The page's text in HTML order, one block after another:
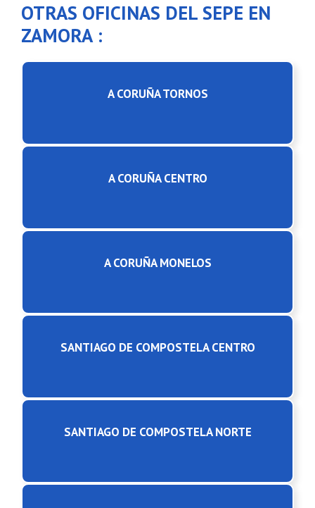
OTRAS OFICINAS DEL SEPE EN
ZAMORA :
A CORUÑA TORNOS
A CORUÑA CENTRO
A CORUÑA MONELOS
SANTIAGO DE COMPOSTELA CENTRO
SANTIAGO DE COMPOSTELA NORTE